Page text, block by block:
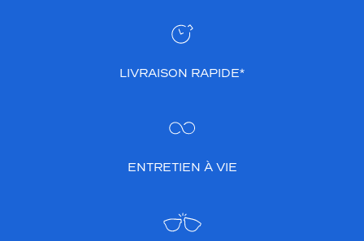
LIVRAISON RAPIDE*
ENTRETIEN À VIE